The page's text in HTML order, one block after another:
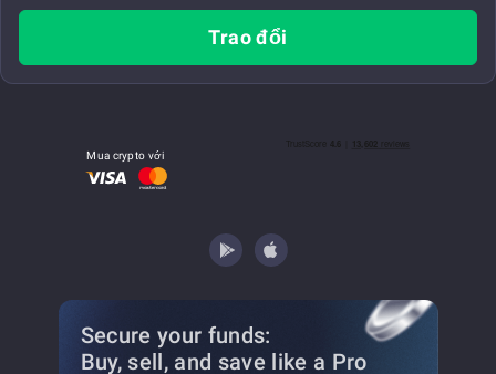
Trao đổi
Mua crypto với
Secure your funds:
Buy, sell, and save like a Pro